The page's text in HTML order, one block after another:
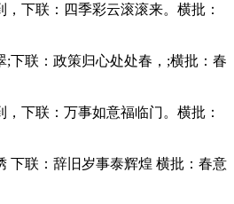
，下联：四季彩云滚滚来。横批：
;下联：政策归心处处春，;横批：春
，下联：万事如意福临门。横批：
下联：辞旧岁事泰辉煌 横批：春意